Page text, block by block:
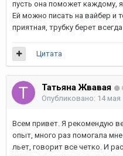
пусть она поможет каждому,
Ей можно писать на вайбер и
приятная, трубку берет всегда
Цитата
Татьяна Жвавая
Опубликовано: 14 мая
Всем привет. Я рекомендую
опыт, много раз помогала
льет, говорит все четко. И